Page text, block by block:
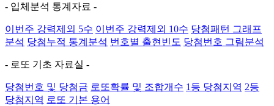
- 입체분석 통계자료 -
이번주 강력제외 5수 이번주 강력제외 10수 당첨패턴 그래프
분석 당첨누적 통계분석 번호별 출현빈도 당첨번호 그림분석
- 로또 기초 자료실 -
당첨번호 및 당첨금 로또확률 및 조합개수 1등 당첨지역 2등
당첨지역 로또 기본 용어